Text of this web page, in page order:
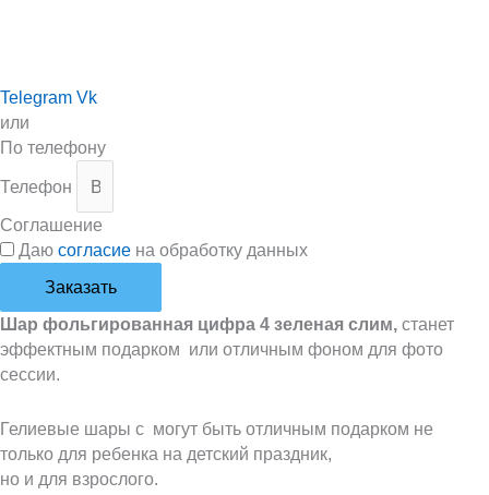
Telegram Vk
или
По телефону
Телефон
Соглашение
Даю согласие на обработку данных
Заказать
Шар фольгированная цифра 4 зеленая слим, станет
эффектным подарком или отличным фоном для фото
сессии.
Гелиевые шары с могут быть отличным подарком не
только для ребенка на детский праздник,
но и для взрослого.